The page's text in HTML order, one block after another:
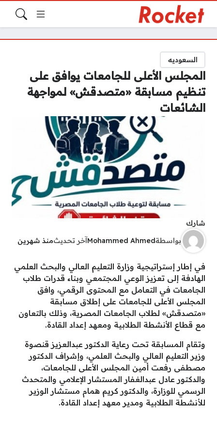
السعوديه
المجلس الأعلى للجامعات يوافق على
تنظيم مسابقة «متصدقش» لمواجهة
الشائعات
شارك
بواسطةMohammed Ahmedآخر تحديثمنذ شهرين
في إطار إستراتيجية وزارة التعليم العالي والبحث العلمي
الهادفة إلى تعزيز الوعي المجتمعي وبناء قدرات طلاب
الجامعات في التعامل مع المحتوى الرقمي، وافق
المجلس الأعلى للجامعات على إطلاق مسابقة
«متصدقش» لطلاب الجامعات المصرية، وذلك بالتعاون
مع قطاع الأنشطة الطلابية ومعهد إعداد القادة.
وتقام المسابقة تحت رعاية الدكتور عبدالعزيز قنصوة
وزير التعليم العالي والبحث العلمي، وإشراف الدكتور
مصطفى رفعت أمين المجلس الأعلى للجامعات،
والدكتور عادل عبدالغفار المستشار الإعلامي والمتحدث
الرسمي للوزارة، والدكتور كريم همام مستشار الوزير
للأنشطة الطلابية ومدير معهد إعداد القادة.